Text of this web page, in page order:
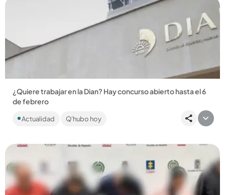
Compartir Noticia
¿Quiere trabajar en la Dian? Hay concurso abierto hasta el 6
de febrero
concurso con 1142 plazas. Hay tiempo de pagar los derechos
Actualidad Q'hubo hoy